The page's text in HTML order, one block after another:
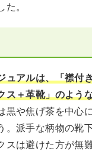
。
ュアルは、「襟付
ス＋革靴」のよう
黒や焦げ茶を中心
。派手な柄物の靴
スは避けた方が無難